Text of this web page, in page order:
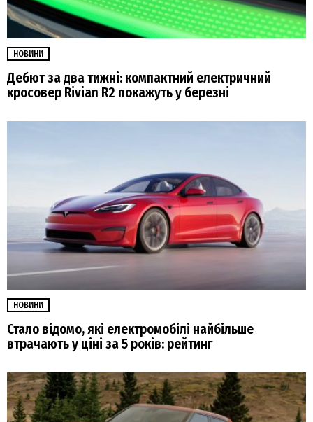
НОВИНИ
Дебют за два тижні: компактний електричний
кросовер Rivian R2 покажуть у березні
НОВИНИ
Стало відомо, які електромобілі найбільше
втрачають у ціні за 5 років: рейтинг